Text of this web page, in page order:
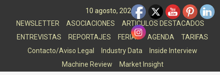
10 agosto, 2026
NEWSLETTER
ASOCIACIONES
ARTICULOS DESTACADOS
ENTREVISTAS
REPORTAJES FERIAS AGENDA
TARIFAS
Contacto/Aviso Legal
Industry Data
Inside Interview
Machine Review
Market Insight